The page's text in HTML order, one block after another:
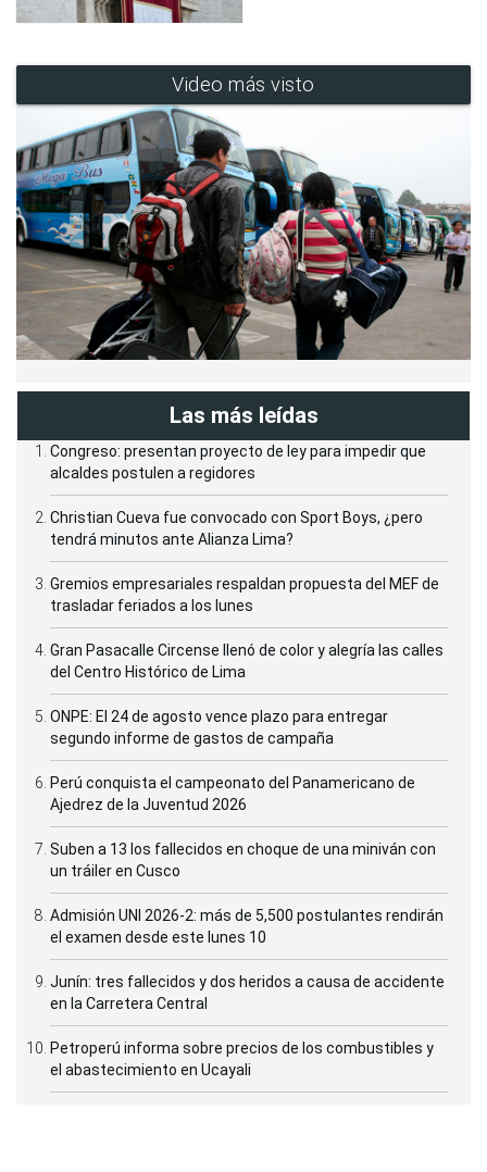
Video más visto
Las más leídas
Congreso: presentan proyecto de ley para impedir que
alcaldes postulen a regidores
Christian Cueva fue convocado con Sport Boys, ¿pero
tendrá minutos ante Alianza Lima?
Gremios empresariales respaldan propuesta del MEF de
trasladar feriados a los lunes
Gran Pasacalle Circense llenó de color y alegría las calles
del Centro Histórico de Lima
ONPE: El 24 de agosto vence plazo para entregar
segundo informe de gastos de campaña
Perú conquista el campeonato del Panamericano de
Ajedrez de la Juventud 2026
Suben a 13 los fallecidos en choque de una miniván con
un tráiler en Cusco
Admisión UNI 2026-2: más de 5,500 postulantes rendirán
el examen desde este lunes 10
Junín: tres fallecidos y dos heridos a causa de accidente
en la Carretera Central
Petroperú informa sobre precios de los combustibles y
el abastecimiento en Ucayali